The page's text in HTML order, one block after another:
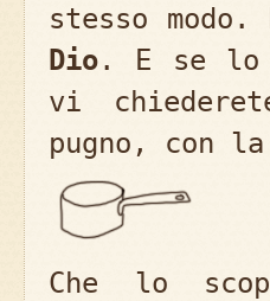
stesso
Dio. E se
vi
pugno, con
Che lo